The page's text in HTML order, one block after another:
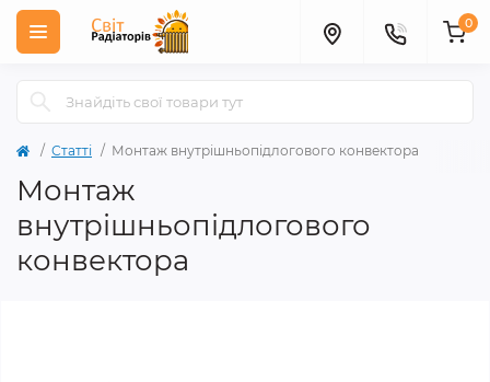
0
Статті Монтаж внутрішньопідлогового конвектора
Монтаж
внутрішньопідлогового
конвектора